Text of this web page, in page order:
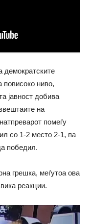
демократските
повисоко ниво,
јавност добива
на
помеѓу
со 1-2 место 2-1, па
победил.
грешка, меѓутоа ова
реакции.